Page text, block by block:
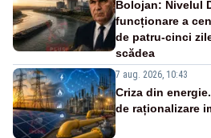
Bolojan: Nivelul
funcționare a
de patru-cinci
scădea
7 aug. 2026, 10:43
Criza din
de raționalizare